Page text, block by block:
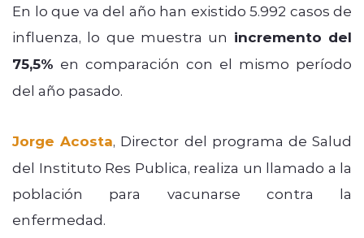
En lo que va del año han existido 5.992 casos de
influenza, lo que muestra un incremento del
75,5% en comparación con el mismo período
del año pasado.
Jorge Acosta, Director del programa de Salud
del Instituto Res Publica, realiza un llamado a la
población para vacunarse contra la
enfermedad.